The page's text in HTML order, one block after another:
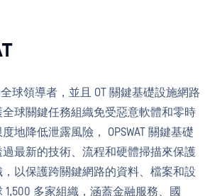
全球領導者，並且 OT 關鍵基礎設施網路
球關鍵任務組織免受惡意軟體和零時
地降低泄露風險， OPSWAT 關鍵基礎
最新的技術、流程和硬體掃描來保護
以保護跨關鍵網路的資料、檔案和設
多家組織，涵蓋金融服務、國